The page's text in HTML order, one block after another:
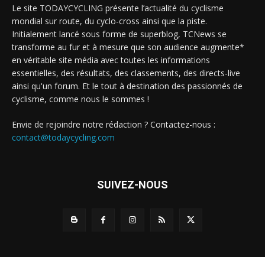
Le site TODAYCYCLING présente l’actualité du cyclisme
mondial sur route, du cyclo-cross ainsi que la piste.
Initialement lancé sous forme de superblog, TCNews se
transforme au fur et à mesure que son audience augmente*
en véritable site média avec toutes les informations
essentielles, des résultats, des classements, des directs-live
ainsi qu'un forum. Et le tout à destination des passionnés de
cyclisme, comme nous le sommes !
Envie de rejoindre notre rédaction ? Contactez-nous :
contact@todaycycling.com
SUIVEZ-NOUS